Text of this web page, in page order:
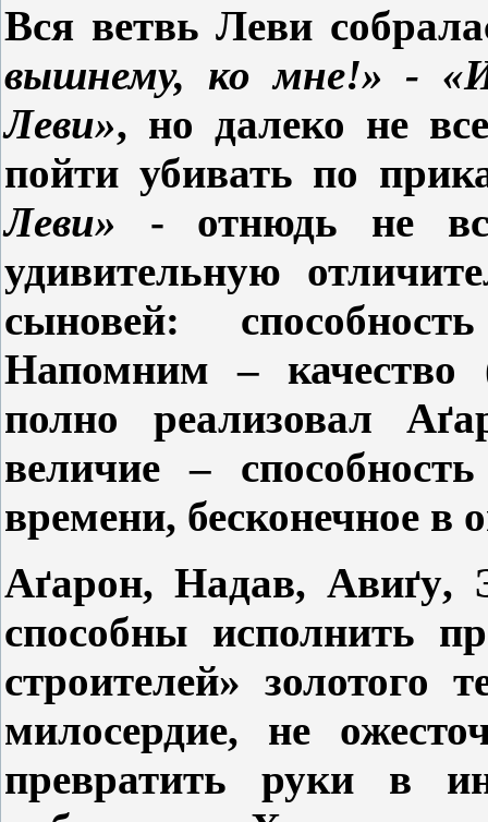
Вся ветвь Леви
вышнему, ко мне!» -
Леви», но далеко не
пойти убивать по
Леви» - отнюдь не
удивительную
сыновей:
Напомним – качество
полно реализовал Аґ
величие –
времени, бесконечное в
Аґарон, Надав, Авиґу,
способны исполнить
строителей» золотого
милосердие, не
превратить руки в